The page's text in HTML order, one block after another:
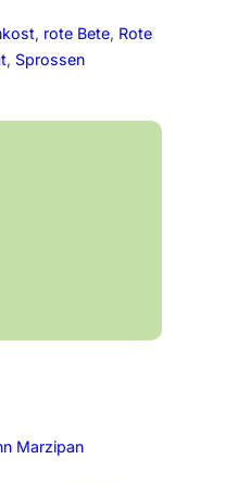
, rote Bete, Rote
, Sprossen
Marzipan